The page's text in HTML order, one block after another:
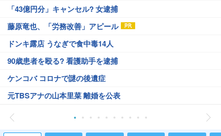
「43億円分」キャンセル? 女逮捕
藤原竜也、「労務改善」アピール
ドンキ露店 うなぎで食中毒14人
90歳患者を殴る? 看護助手を逮捕
ケンコバ コロナで謎の後遺症
元TBSアナの山本里菜 離婚を公表